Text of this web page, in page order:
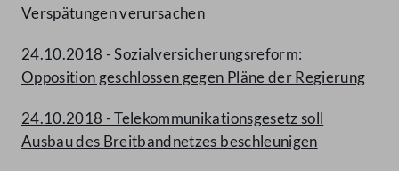
Verspätungen verursachen
24.10.2018 - Sozialversicherungsreform:
Opposition geschlossen gegen Pläne der Regierung
24.10.2018 - Telekommunikationsgesetz soll
Ausbau des Breitbandnetzes beschleunigen